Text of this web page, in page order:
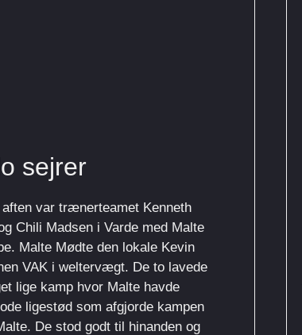
sejrer
aften var trænerteamet Kenneth
Chili Madsen i Varde med Malte
Malte Mødte den lokale Kevin
VAK i weltervægt. De to lavede
lige kamp hvor Malte havde
ligestød som afgjorde kampen
De stod godt til hinanden og